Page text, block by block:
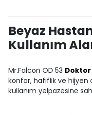
Beyaz
Kullanım
Mr.Falcon OD 53 Doktor
konfor, hafiflik ve hijyen
kullanım yelpazesine